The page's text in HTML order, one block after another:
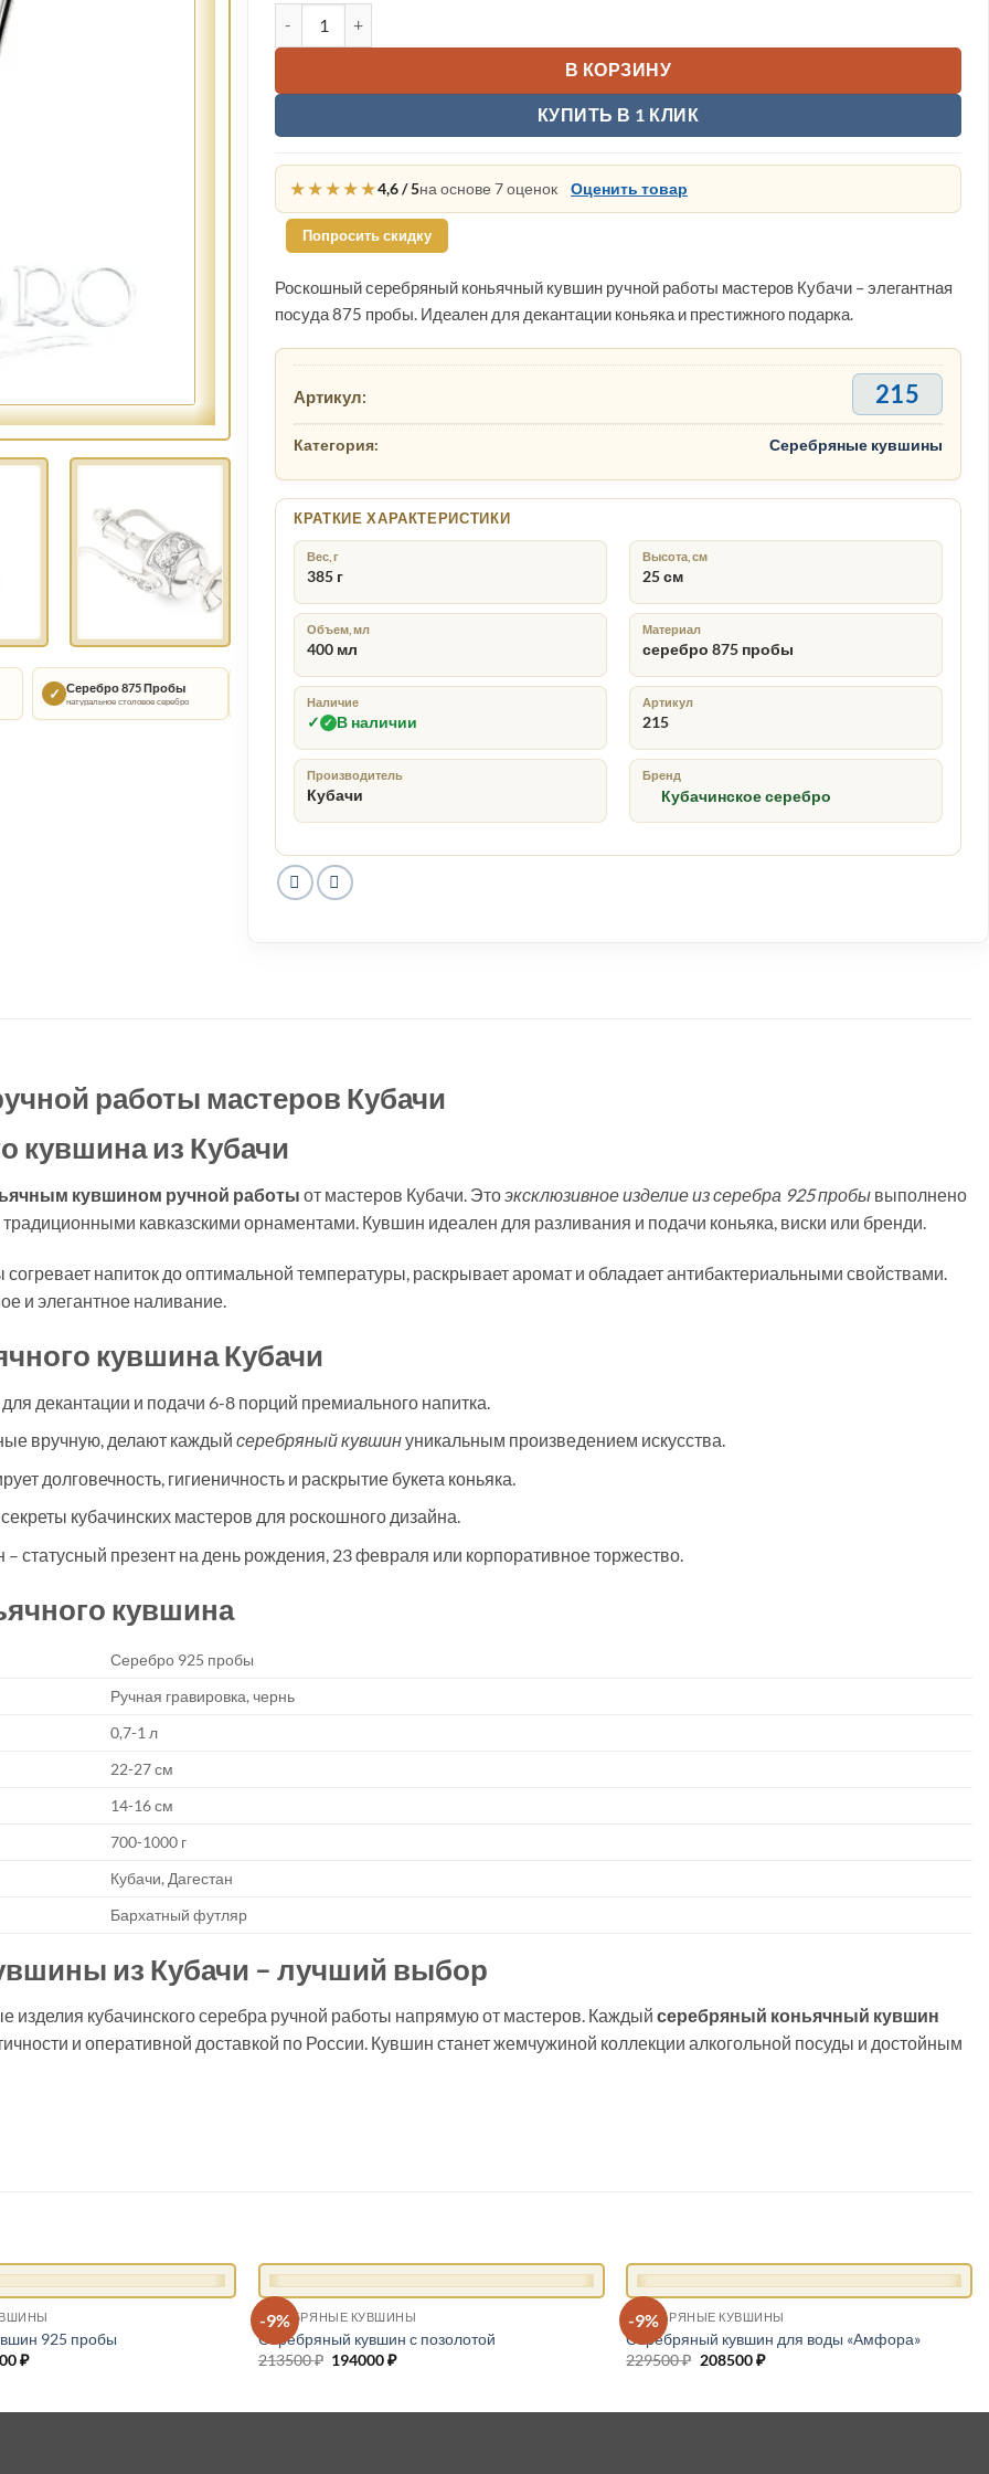
Серебро 875 Пробы
натуральное столовое серебро традиции ручной работы ▣ Подарочная упаковка Доставка по России
бережная отправка заказа
Количество товара Серебряный коньячный кувшин
В КОРЗИНУ
КУПИТЬ В 1 КЛИК
★★★★★4,6 / 5на основе 7 оценок Оценить товар
Попросить скидку
Роскошный серебряный коньячный кувшин ручной работы мастеров Кубачи – элегантная
посуда 875 пробы. Идеален для декантации коньяка и престижного подарка.
Артикул: 215
Категория: Серебряные кувшины
КРАТКИЕ ХАРАКТЕРИСТИКИ
Вес, г
385 г
Высота, см
25 см
Объем, мл
400 мл
Материал
серебро 875 пробы
Наличие
✓ ✓ В наличии
Артикул
215
Производитель
Кубачи
Бренд
Кубачинское серебро
работы мастеров Кубачи
кувшина из Кубачи
кувшином ручной работы от мастеров Кубачи. Этоэксклюзивное изделие из серебра 925 пробы выполнено
кавказскими орнаментами. Кувшин идеален для разливания и подачи коньяка, виски или бренди.
напиток до оптимальной температуры, раскрывает аромат и обладает антибактериальными свойствами.
и элегантное наливание.
кувшина Кубачи
декантации и подачи 6-8 порций премиального напитка.
вручную, делают каждый серебряный кувшинуникальным произведением искусства.
долговечность, гигиеничность и раскрытие букета коньяка.
кубачинских мастеров для роскошного дизайна.
статусный презент на день рождения, 23 февраля или корпоративное торжество.
кувшина
Серебро 925 пробы
Ручная гравировка, чернь
0,7-1 л
22-27 см
14-16 см
700-1000 г
Кубачи, Дагестан
Бархатный футляр
из Кубачи – лучший выбор
изделия кубачинского серебра ручной работы напрямую от мастеров. Каждый серебряный коньячный кувшин
и оперативной доставкой по России. Кувшин станет жемчужиной коллекции алкогольной посуды и достойным
925 пробы
₽Текущая
-9%
+
СЕРЕБРЯНЫЕ КУВШИНЫ
Серебряный кувшин с позолотой
213500₽ Первоначальная
194000₽Текущая
-9%
+
СЕРЕБРЯНЫЕ КУВШИНЫ
Серебряный кувшин для воды «Амфора»
229500₽ Первоначальная
208500₽Текущая